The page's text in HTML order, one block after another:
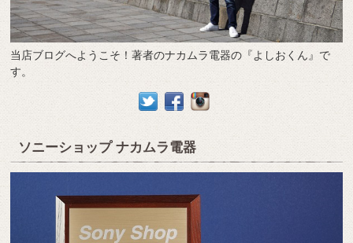
当店ブログへようこそ！著者のナカムラ電器の『よしおくん』で
す。
ソニーショップ ナカムラ電器